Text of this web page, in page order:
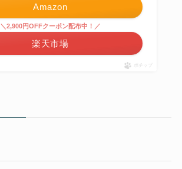
Amazon
＼2,900円OFFクーポン配布中！／
楽天市場
ポチップ